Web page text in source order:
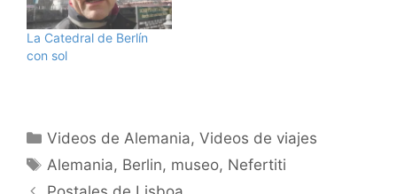
La Catedral de Berlín
con sol
Categorías
Videos de Alemania,Videos de viajes
Etiquetas
Alemania, Berlin, museo, Nefertiti